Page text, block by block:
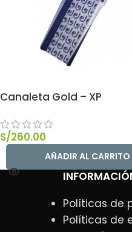
Canaleta Gold – XP
S/260.00
AÑADIR AL CARRITO
Políticas de
Políticas de